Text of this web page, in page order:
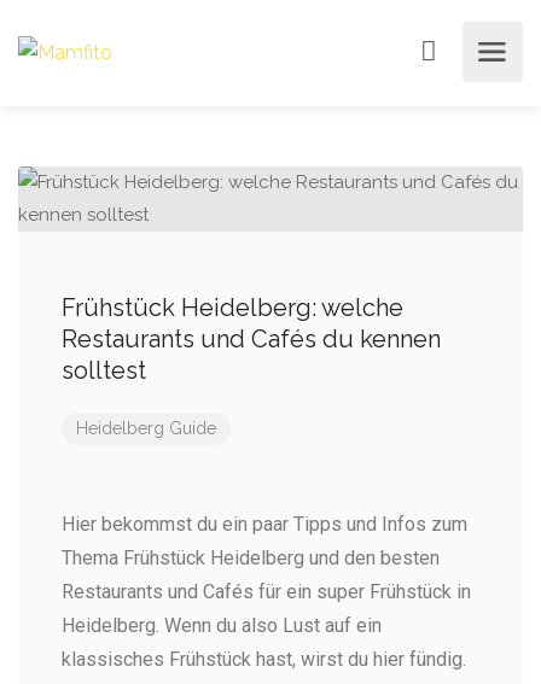
Frühstück Heidelberg: welche
Restaurants und Cafés du kennen
solltest
Heidelberg Guide
Hier bekommst du ein paar Tipps und Infos zum
Thema Frühstück Heidelberg und den besten
Restaurants und Cafés für ein super Frühstück in
Heidelberg. Wenn du also Lust auf ein
klassisches Frühstück hast, wirst du hier fündig.